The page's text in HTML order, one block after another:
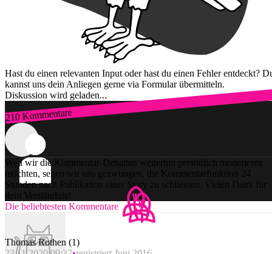
Hast du einen relevanten Input oder hast du einen Fehler entdeckt?
kannst uns dein Anliegen gerne via Formular übermitteln.
Diskussion wird geladen...
210 Kommentare
Zum Login
Weil wir die Kommentar-Debatten weiterhin persönlich moderieren
möchten, sehen wir uns gezwungen, die Kommentarfunktion 24
Stunden nach Publikation einer Story zu schliessen. Vielen Dank für
dein Verständnis!
Die beliebtesten Kommentare
Thomas Rothen (1)